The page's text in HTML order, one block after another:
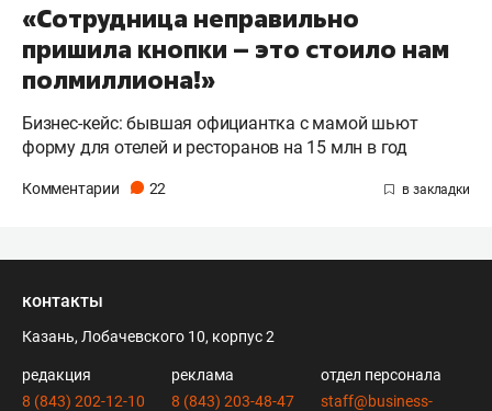
«Сотрудница неправильно
пришила кнопки – это стоило нам
полмиллиона!»
Бизнес-кейс: бывшая официантка с мамой шьют
форму для отелей и ресторанов на 15 млн в год
Комментарии 22
контакты
Казань, Лобачевского 10, корпус 2
редакция
8 (843) 202-12-10
реклама
8 (843) 203-48-47
отдел персонала
staff@business-